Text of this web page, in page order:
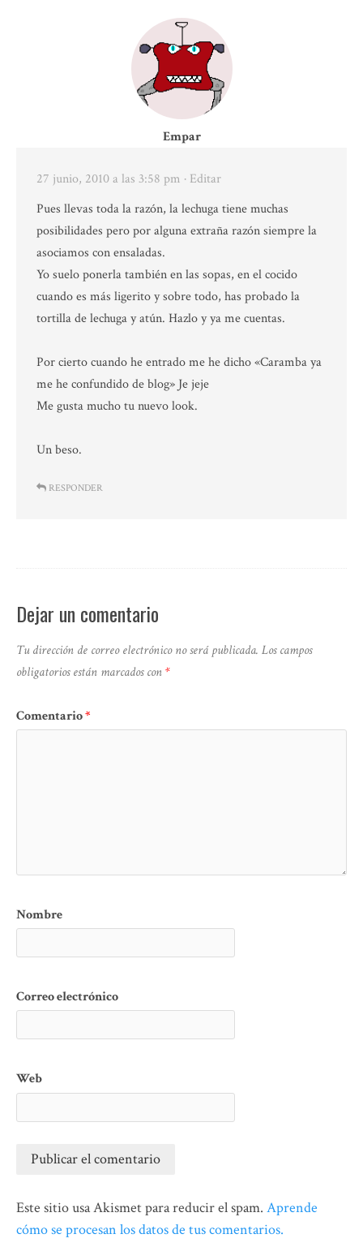
Empar
27 junio, 2010 a las 3:58 pm · Editar
Pues llevas toda la razón, la lechuga tiene muchas
posibilidades pero por alguna extraña razón siempre la
asociamos con ensaladas.
Yo suelo ponerla también en las sopas, en el cocido
cuando es más ligerito y sobre todo, has probado la
tortilla de lechuga y atún. Hazlo y ya me cuentas.
Por cierto cuando he entrado me he dicho «Caramba ya
me he confundido de blog» Je jeje
Me gusta mucho tu nuevo look.
Un beso.
RESPONDER
Dejar un comentario
Tu dirección de correo electrónico no será publicada. Los campos
obligatorios están marcados con*
Comentario*
Nombre
Correo electrónico
Web
Este sitio usa Akismet para reducir el spam. Aprende
cómo se procesan los datos de tus comentarios.